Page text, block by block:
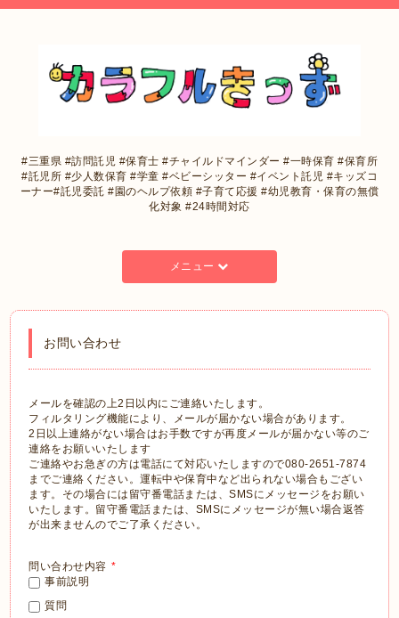
#三重県 #訪問託児 #保育士 #チャイルドマインダー #一時保育 #保育所
#託児所 #少人数保育 #学童 #ベビーシッター #イベント託児 #キッズコ
ーナー#託児委託 #園のヘルプ依頼 #子育て応援 #幼児教育・保育の無償
化対象 #24時間対応
メニュー
お問い合わせ
メールを確認の上2日以内にご連絡いたします。
フィルタリング機能により、メールが届かない場合があります。
2日以上連絡がない場合はお手数ですが再度メールが届かない等のご
連絡をお願いいたします
ご連絡やお急ぎの方は電話にて対応いたしますので080-2651-7874
までご連絡ください。運転中や保育中など出られない場合もござい
ます。その場合には留守番電話または、SMSにメッセージをお願い
いたします。留守番電話または、SMSにメッセージが無い場合返答
が出来ませんのでご了承ください。
問い合わせ内容 *
事前説明
質問